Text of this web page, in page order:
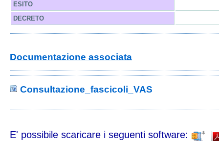
ESITO
DECRETO
Documentazione associata
Consultazione_fascicoli_VAS
E' possibile scaricare i seguenti software: